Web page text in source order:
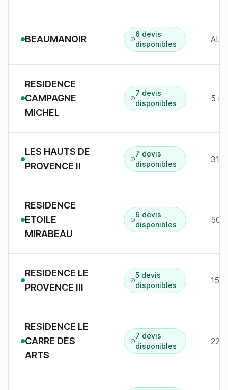
BEAUMANOIR
6 devis
disponibles
RESIDENCE
CAMPAGNE
MICHEL
7 devis
disponibles
5 r
LES HAUTS DE
PROVENCE II
7 devis
disponibles
31
RESIDENCE
ETOILE
MIRABEAU
6 devis
disponibles
50
RESIDENCE LE
PROVENCE III
5 devis
disponibles
RESIDENCE LE
CARRE DES
ARTS
7 devis
disponibles
220